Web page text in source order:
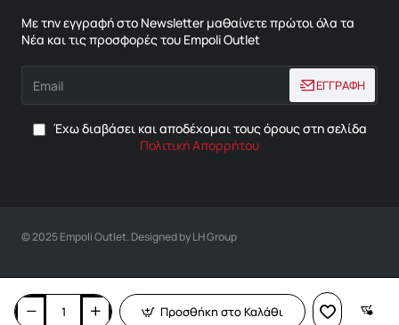
Προσθήκη στο Καλάθι
Με την εγγραφή στο Newsletter μαθαίνετε πρώτοι όλα τα
Νέα και τις προσφορές του Empoli Outlet
ΕΓΓΡΑΦΗ
Έχω διαβάσει και αποδέχομαι τους όρους στη σελίδα
Πολιτική Απορρήτου
© 2025 Empoli Outlet. Designed by LH Group